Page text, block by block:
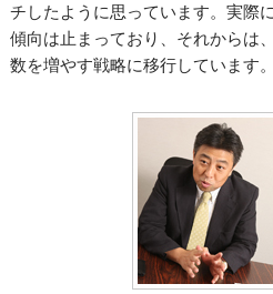
チしたように思っています。実際
傾向は止まっており、それからは
数を増やす戦略に移行しています。